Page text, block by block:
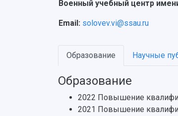
Военный учебный центр
Email: solovev.vi@ssau.ru
Образование Научные
Образование
2022 Повышение
2021 Повышение